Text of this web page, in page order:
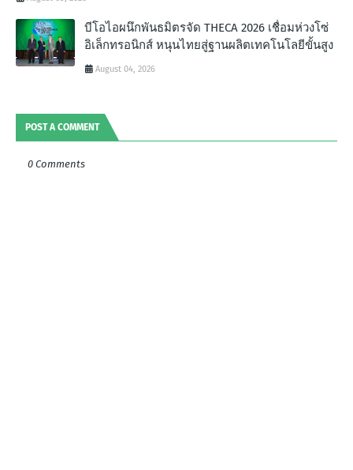
บีโอไอผนึกพันธมิตรจัด THECA 2026 เชื่อมห่วงโซ่
อิเล็กทรอนิกส์ หนุนไทยสู่ฐานผลิตเทคโนโลยีขั้นสูง
August 04, 2026
POST A COMMENT
0 Comments